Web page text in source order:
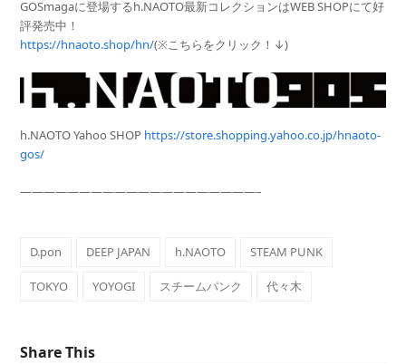
GOSmagaに登場するh.NAOTO最新コレクションはWEB SHOPにて好
評発売中！
https://hnaoto.shop/hn/(※こちらをクリック！↓)
h.NAOTO Yahoo SHOP https://store.shopping.yahoo.co.jp/hnaoto-
gos/
————————————————————–
D.pon DEEP JAPAN h.NAOTO STEAM PUNK
TOKYO YOYOGI スチームパンク 代々木
Share This